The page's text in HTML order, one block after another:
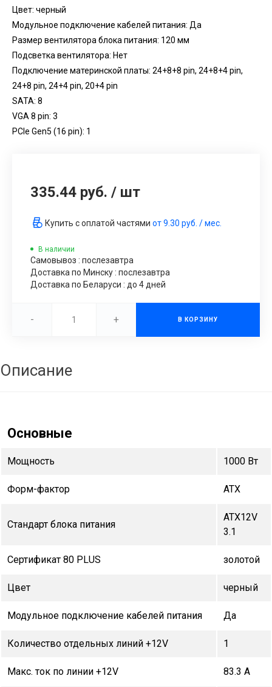
Цвет: черный
Модульное подключение кабелей питания: Да
Размер вентилятора блока питания: 120 мм
Подсветка вентилятора: Нет
Подключение материнской платы: 24+8+8 pin, 24+8+4 pin,
24+8 pin, 24+4 pin, 20+4 pin
SATA: 8
VGA 8 pin: 3
PCIe Gen5 (16 pin): 1
335.44 руб. / шт
Купить с оплатой частями от9.30 руб. / мес.
В наличии
Самовывоз : послезавтра
Доставка по Минску : послезавтра
Доставка по Беларуси : до 4 дней
- + В КОРЗИНУ
Описание
Основные
Мощность 1000 Вт
Форм-фактор ATX
Стандарт блока питания
ATX12V
3.1
Сертификат 80 PLUS золотой
Цвет черный
Модульное подключение кабелей питания Да
Количество отдельных линий +12V 1
Макс. ток по линии +12V 83.3 А